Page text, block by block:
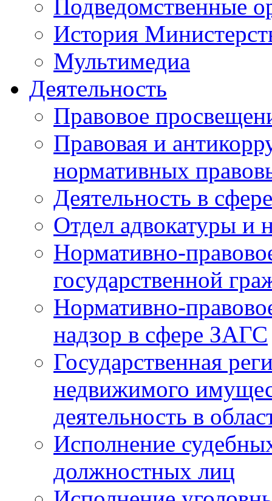
Подведомственные
История
Мультимедиа
Деятельность
Правовое
Правовая и
нормативных
Деятельность в
Отдел адвокатуры и
Нормативно-
государственной
Нормативно-
надзор в сфере ЗАГС
Государственная
недвижимого
деятельность в
Исполнение
должностных лиц